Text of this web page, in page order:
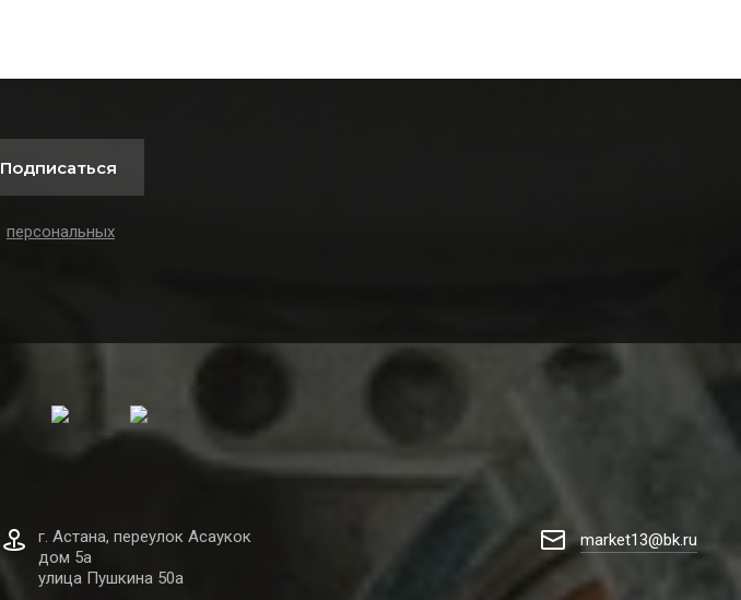
персональных
Подписаться
г. Астана, переулок Асаукок
дом 5а
улица Пушкина 50а
market13@bk.ru